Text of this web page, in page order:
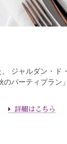
ジャルダン・ド・
パーティプラン」
詳細はこちら